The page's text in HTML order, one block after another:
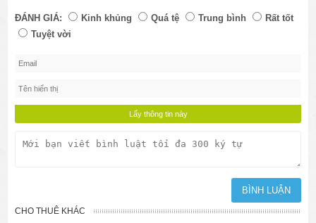
ĐÁNH GIÁ: Kinh khủng Quá tệ Trung bình
Rất tốt
Tuyệt vời
CHO THUÊ KHÁC